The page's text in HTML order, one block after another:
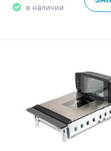
в наличии